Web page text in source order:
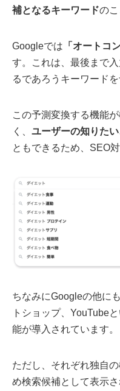
補となるキーワードのこ
Googleでは 「オートコ
す。これは、最後まで
るであろうキーワード
この予測変換する機能
く、 ユーザーの知りたい
ともできるため、SEO
ちなみにGoogleの他に
トショップ、YouTube
能が導入されています。
ただし、それぞれ独自
め検索候補として表示